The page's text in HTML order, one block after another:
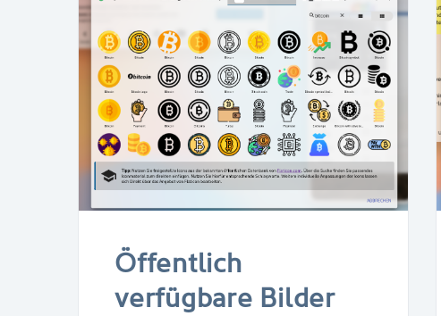
Öffentlich
verfügbare Bilder